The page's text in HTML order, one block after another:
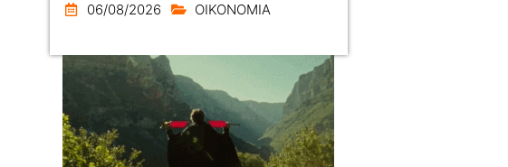
06/08/2026 ΟΙΚΟΝΟΜΙΑ